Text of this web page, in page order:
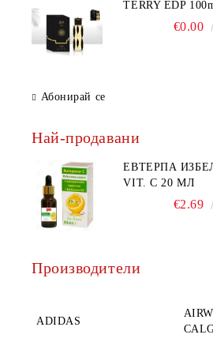
TERRY EDP
€0.00
Абонирай се
Най-продавани
ЕВТЕРПА
VIT. C 20 МЛ
€2.69
Производители
ADIDAS